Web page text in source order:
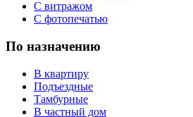
С витражом
С фотопечатью
По назначению
В квартиру
Подъездные
Тамбурные
В частный дом